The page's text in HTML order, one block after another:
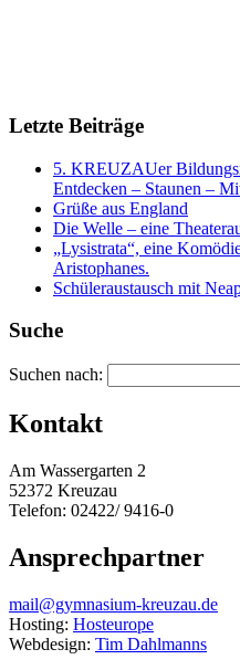
Letzte Beiträge
5. KREUZAUer
Entdecken – Staunen –
Grüße aus England
Die Welle – eine
„Lysistrata“, eine
Aristophanes.
Schüleraustausch mit
Suche
Suchen nach:
Kontakt
Am Wassergarten 2
52372 Kreuzau
Telefon: 02422/ 9416-0
Ansprechpartner
mail@gymnasium-kreuzau.de
Hosting: Hosteurope
Webdesign: Tim Dahlmanns